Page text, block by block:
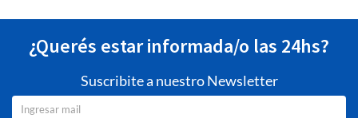
¿Querés estar informada/o las 24hs?
Suscribite a nuestro Newsletter